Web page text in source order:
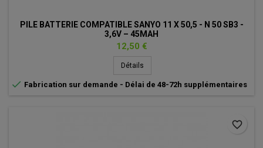
PILE BATTERIE COMPATIBLE SANYO 11 X 50,5 - N 50 SB3 -
3,6V – 45MAH
Prix
12,50 €
Détails
 Fabrication sur demande - Délai de 48-72h supplémentaires
favorite_border